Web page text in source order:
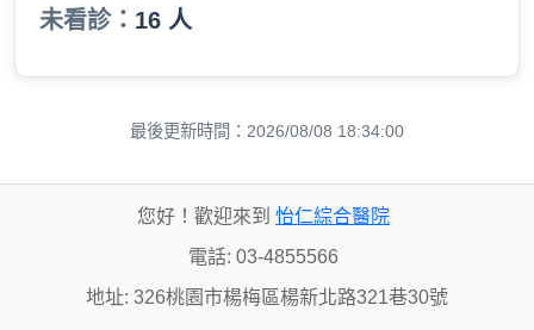
未看診： 16 人
最後更新時間：2026/08/08 18:34:00
您好！歡迎來到 怡仁綜合醫院
電話: 03-4855566
地址: 326桃園市楊梅區楊新北路321巷30號